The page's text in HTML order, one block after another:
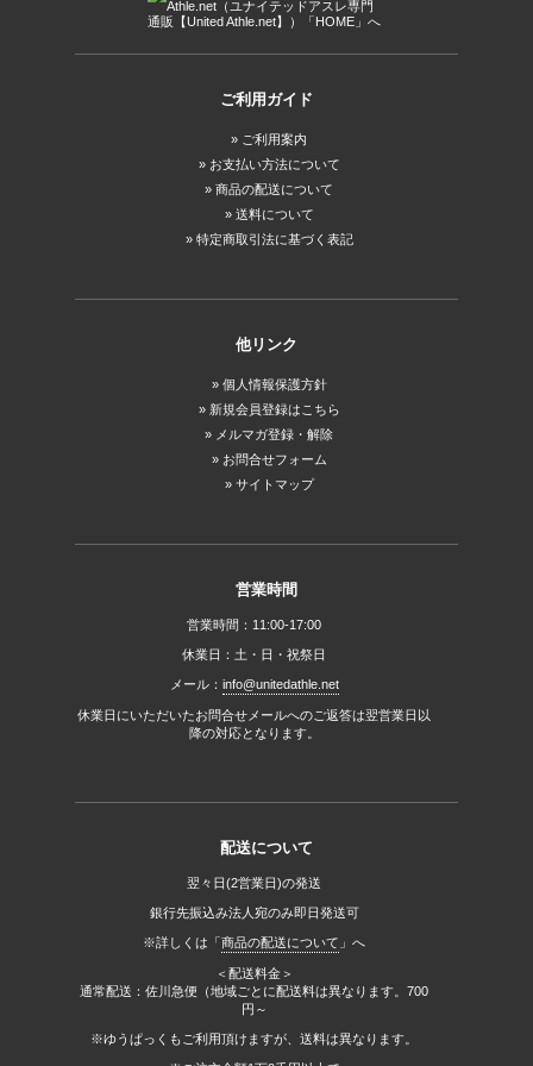
ご利用ガイド
ご利用案内
お支払い方法について
商品の配送について
送料について
特定商取引法に基づく表記
他リンク
個人情報保護方針
新規会員登録はこちら
メルマガ登録・解除
お問合せフォーム
サイトマップ
営業時間
営業時間：11:00-17:00
休業日：土・日・祝祭日
メール： info@unitedathle.net
休業日にいただいたお問合せメールへのご返答は翌営業日以
降の対応となります。
配送について
翌々日(2営業日)の発送
銀行先振込み法人宛のみ即日発送可
※詳しくは「商品の配送について 」へ
＜配送料金＞
通常配送：佐川急便（地域ごとに配送料は異なります。700
円～
※ゆうぱっくもご利用頂けますが、送料は異なります。